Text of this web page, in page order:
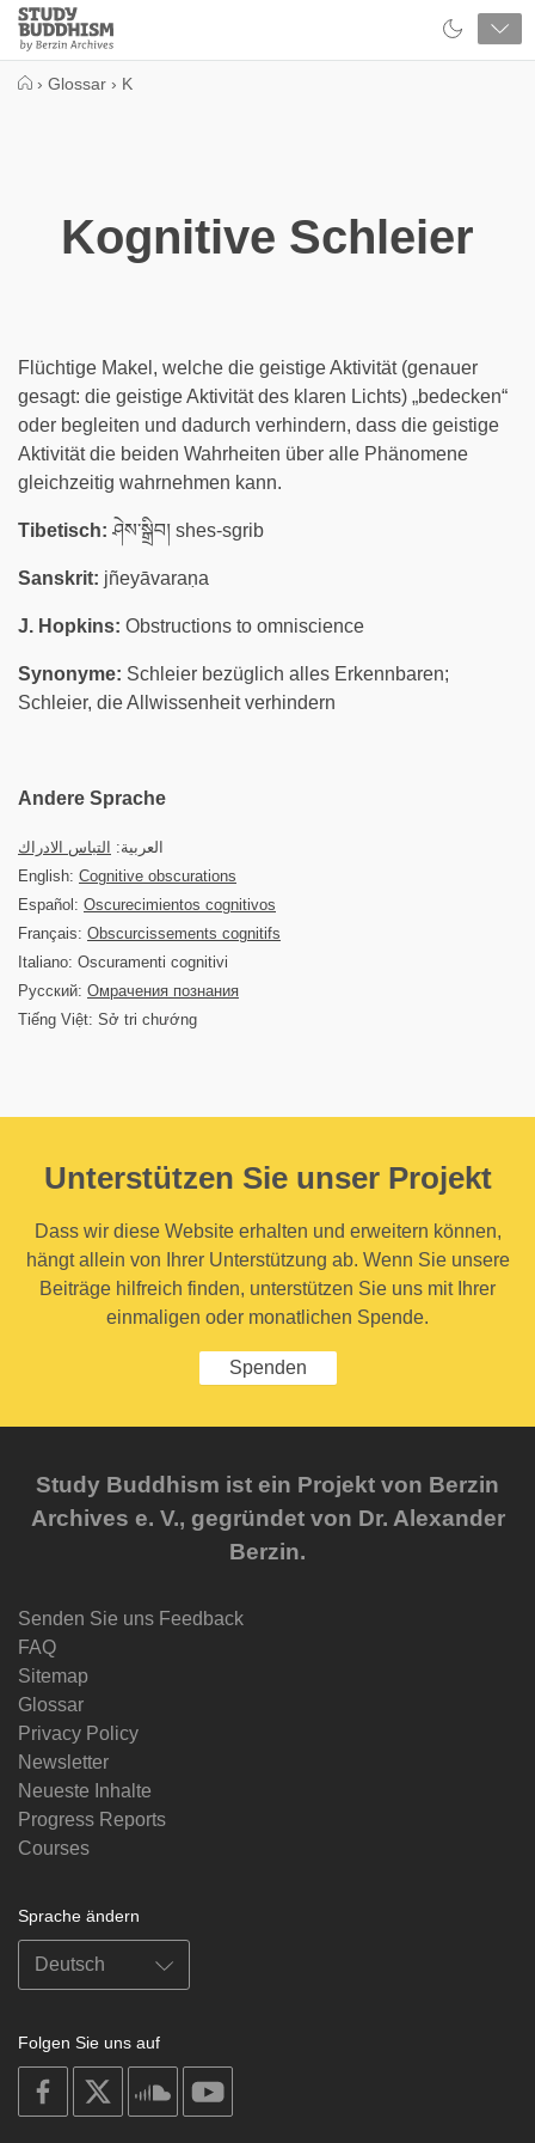
Close
Study
Buddhism
› Glossar › K
Kognitive Schleier
Flüchtige Makel, welche die geistige Aktivität (genauer
gesagt: die geistige Aktivität des klaren Lichts) „bedecken“
oder begleiten und dadurch verhindern, dass die geistige
Aktivität die beiden Wahrheiten über alle Phänomene
gleichzeitig wahrnehmen kann.
Tibetisch: ཤེས་སྒྲིབ། shes-sgrib
Sanskrit: jñeyāvaraṇa
J. Hopkins: Obstructions to omniscience
Synonyme: Schleier bezüglich alles Erkennbaren;
Schleier, die Allwissenheit verhindern
Andere Sprache
العربية:
التباس الادراك
English: Cognitive obscurations
Español: Oscurecimientos cognitivos
Français: Obscurcissements cognitifs
Italiano: Oscuramenti cognitivi
Русский: Омрачения познания
Tiếng Việt: Sở tri chướng
Unterstützen Sie unser Projekt
Dass wir diese Website erhalten und erweitern können,
hängt allein von Ihrer Unterstützung ab. Wenn Sie unsere
Beiträge hilfreich finden, unterstützen Sie uns mit Ihrer
einmaligen oder monatlichen Spende.
Spenden
Study Buddhism ist ein Projekt von Berzin
Archives e. V., gegründet von Dr. Alexander
Berzin.
Senden Sie uns Feedback
FAQ
Sitemap
Glossar
Privacy Policy
Newsletter
Neueste Inhalte
Progress Reports
Courses
Sprache ändern
Folgen Sie uns auf
on
facebook
soundcloud